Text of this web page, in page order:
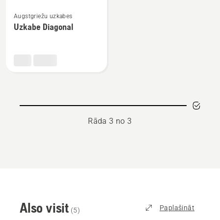
vairāk
informācijas
Augstgriežu uzkabes
Uzkabe Diagonal
Rāda 3 no 3
Also visit (5) Paplašināt